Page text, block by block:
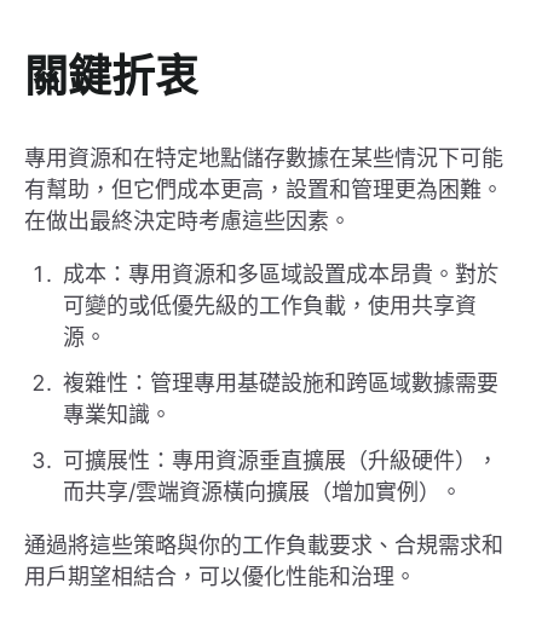
關鍵折衷
專用資源和在特定地點儲存數據在某些情況下可能
有幫助，但它們成本更高，設置和管理更為困難。
在做出最終決定時考慮這些因素。
成本：專用資源和多區域設置成本昂貴。對於
可變的或低優先級的工作負載，使用共享資
源。
複雜性：管理專用基礎設施和跨區域數據需要
專業知識。
可擴展性：專用資源垂直擴展（升級硬件），
而共享/雲端資源橫向擴展（增加實例）。
通過將這些策略與你的工作負載要求、合規需求和
用戶期望相結合，可以優化性能和治理。